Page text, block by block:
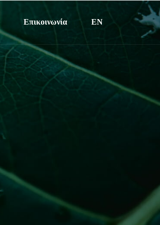
Επικοινωνία EN